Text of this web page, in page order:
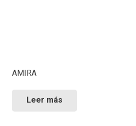
AMIRA
Leer más